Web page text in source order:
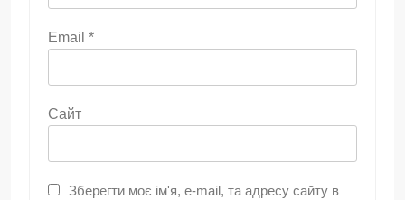
Email *
Сайт
Зберегти моє ім'я, e-mail, та адресу сайту в